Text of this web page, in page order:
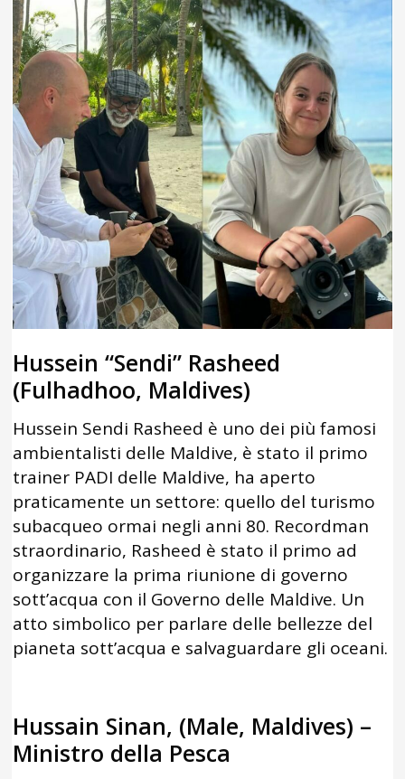
Hussein “Sendi” Rasheed
(Fulhadhoo, Maldives)
Hussein Sendi Rasheed è uno dei più famosi
ambientalisti delle Maldive, è stato il primo
trainer PADI delle Maldive, ha aperto
praticamente un settore: quello del turismo
subacqueo ormai negli anni 80. Recordman
straordinario, Rasheed è stato il primo ad
organizzare la prima riunione di governo
sott’acqua con il Governo delle Maldive. Un
atto simbolico per parlare delle bellezze del
pianeta sott’acqua e salvaguardare gli oceani.
Hussain Sinan, (Male, Maldives) –
Ministro della Pesca